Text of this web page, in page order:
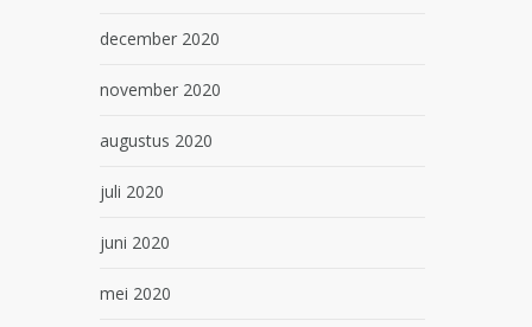
december 2020
november 2020
augustus 2020
juli 2020
juni 2020
mei 2020